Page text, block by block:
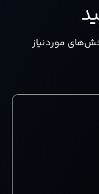
موردنیاز